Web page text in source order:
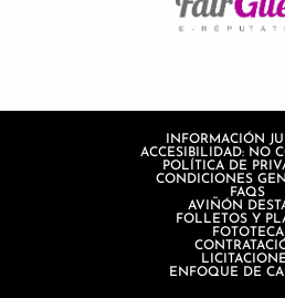
INFORMACIÓN
ACCESIBILIDAD: NO
POLÍTICA DE
CONDICIONES
FAQS
AVIÑÓN
FOLLETOS Y
FOTOTECA
ENFOQUE DE